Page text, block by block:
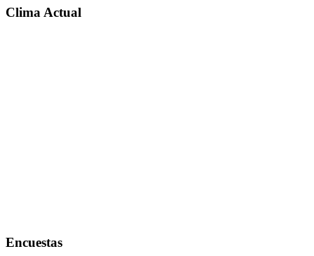
Clima Actual
Encuestas